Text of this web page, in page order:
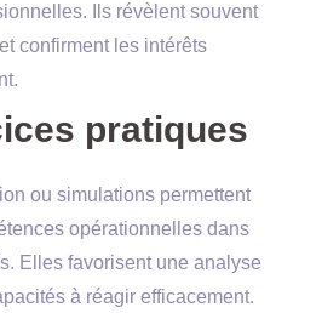
Ils révèlent souvent
confirment les intérêts
pratiques
ou simulations permettent
opérationnelles dans
Elles favorisent une analyse
à réagir efficacement.